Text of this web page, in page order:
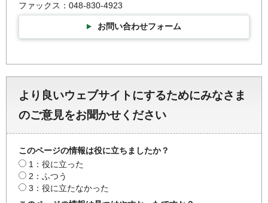
ファックス：048-830-4923
お問い合わせフォーム
より良いウェブサイトにするためにみなさま
のご意見をお聞かせください
このページの情報は役に立ちましたか？
1：役に立った
2：ふつう
3：役に立たなかった